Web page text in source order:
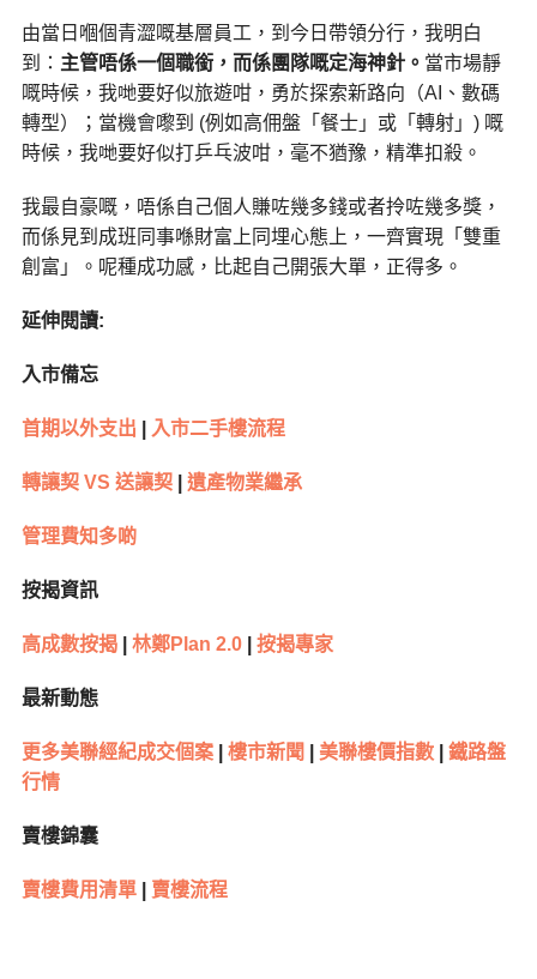
由當日嗰個青澀嘅基層員工，到今日帶領分行，我明白
到： 主管唔係一個職銜，而係團隊嘅定海神針。 當市場靜
嘅時候，我哋要好似旅遊咁，勇於探索新路向（AI、數碼
轉型）；當機會嚟到 (例如高佣盤「餐士」或「轉射」) 嘅
時候，我哋要好似打乒乓波咁，毫不猶豫，精準扣殺。
我最自豪嘅，唔係自己個人賺咗幾多錢或者拎咗幾多獎，
而係見到成班同事喺財富上同埋心態上，一齊實現「雙重
創富」。呢種成功感，比起自己開張大單，正得多。
延伸閱讀:
入市備忘
首期以外支出 入市二手樓流程
轉讓契VS 送讓契 遺產物業繼承
管理費知多啲
按揭資訊
高成數按揭| 林鄭Plan 2.0| 按揭專家
最新動態
更多美聯經紀成交個案| 樓市新聞 美聯樓價指數|
鐵路盤
行情
賣樓錦囊
賣樓費用清單| 賣樓流程